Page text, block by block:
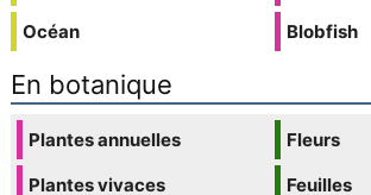
Océan
Blobfish
En botanique
Plantes annuelles
Plantes vivaces
Fleurs
Feuilles